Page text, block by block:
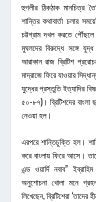
হুগলীর ঠিকঠাক মানচিত্র
শান্তির কথাবার্তা চলার
চট্টগ্রাম দখল করতে পৌঁছলে
মুঘলদের বিরুদ্ধে সঙ্গে
আরাকান রাজ ব্রিটিশ
মাদ্রাজে ফিরে যাওয়ার
যুদ্ধের প্রস্তুতি ইত্যাদির
৫০-৮৭)। ব্রিটিশদের বাংলা
নেওয়া হল।
এরপরে শান্তিচুক্তি হল।
করে বাংলায় ফিরে আসে।
এন্ড ওয়ার্দি নবাব”
অনুশোচনা খোলা মনে
লিখেছেন, ব্রিটিশেরা